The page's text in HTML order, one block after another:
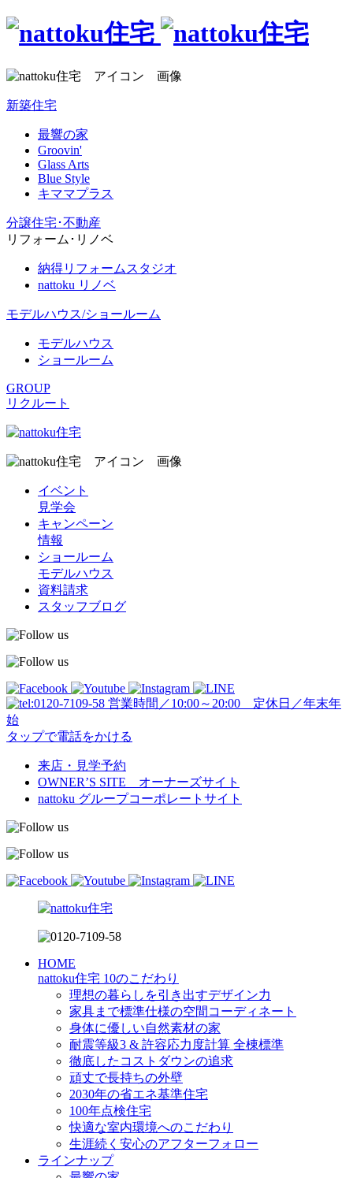
新築住宅
最響の家
Groovin'
Glass Arts
Blue Style
キママプラス
分譲住宅･不動産
リフォーム･リノベ
納得リフォームスタジオ
nattoku リノベ
モデルハウス/ショールーム
モデルハウス
ショールーム
GROUP
リクルート
イベント
見学会
キャンペーン
情報
ショールーム
モデルハウス
資料請求
スタッフブログ
営業時間／10:00～20:00 定休日／年末年
始
タップで電話をかける
来店・見学予約
OWNER’S SITE オーナーズサイト
nattoku グループコーポレートサイト
HOME
nattoku住宅 10のこだわり
理想の暮らしを引き出すデザイン力
家具まで標準仕様の空間コーディネート
身体に優しい自然素材の家
耐震等級3 & 許容応力度計算 全棟標準
徹底したコストダウンの追求
頑丈で長持ちの外壁
2030年の省エネ基準住宅
100年点検住宅
快適な室内環境へのこだわり
生涯続く安心のアフターフォロー
ラインナップ